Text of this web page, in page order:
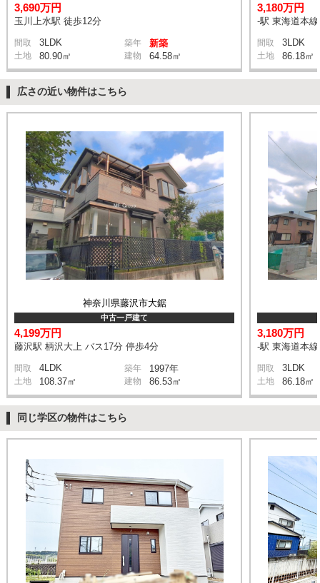
3,690万円
玉川上水駅 徒歩12分
間取 3LDK 築年 新築
土地 80.90㎡ 建物 64.58㎡
3,180万円
-駅 東海道本
間取 3LDK
土地 86.18㎡
広さの近い物件はこちら
神奈川県藤沢市大鋸
中古一戸建て
4,199万円
藤沢駅 柄沢大上 バス17分 停歩4分
間取 4LDK 築年 1997年
土地 108.37㎡ 建物 86.53㎡
3,180万円
-駅 東海道本
間取 3LDK
土地 86.18㎡
同じ学区の物件はこちら